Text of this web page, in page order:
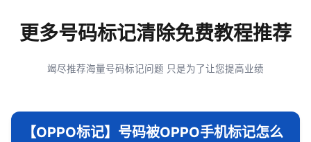
更多号码标记清除免费教程推荐
竭尽推荐海量号码标记问题 只是为了让您提高业绩
【OPPO标记】号码被OPPO手机标记怎么